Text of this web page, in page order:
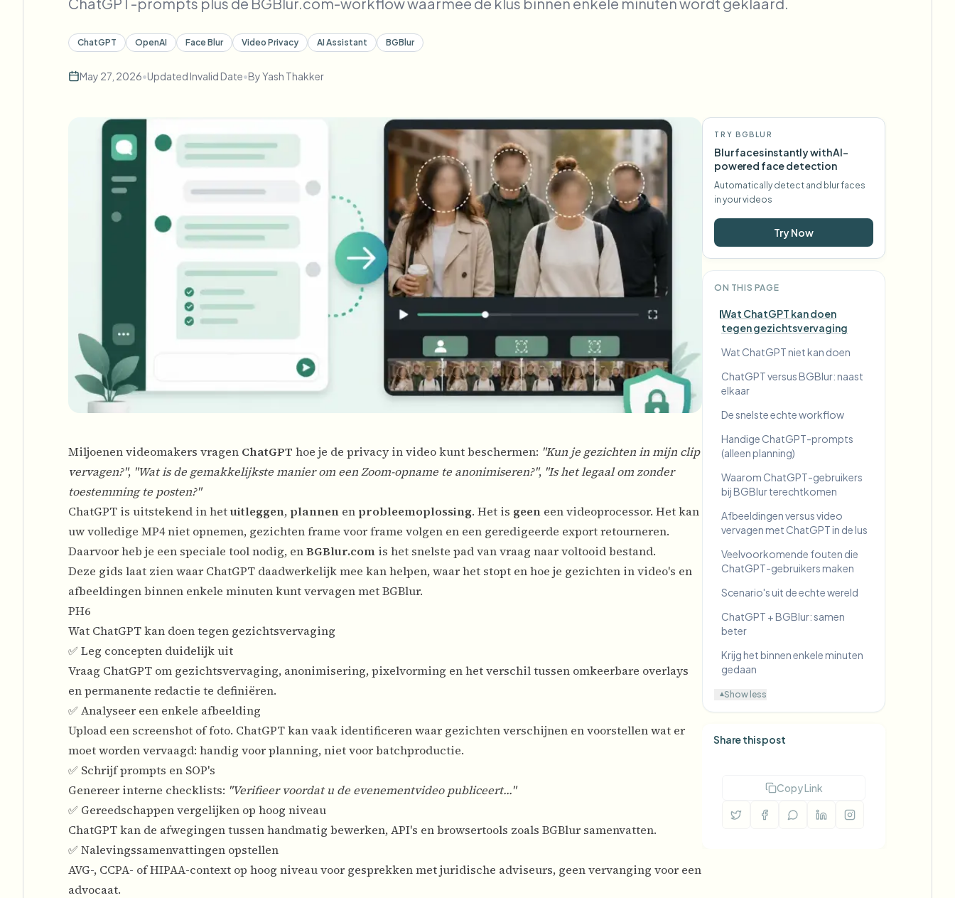
ChatGPT OpenAI Face Blur Video Privacy AI Assistant BGBlur
May 27, 2026•Updated Invalid Date•ByYash Thakker
Miljoenen videomakers vragen ChatGPT hoe je de privacy in video kunt beschermen: "Kun je gezichten in mijn clip
vervagen?", "Wat is de gemakkelijkste manier om een Zoom-opname te anonimiseren?", "Is het legaal om zonder
toestemming te posten?"
ChatGPT is uitstekend in hetuitleggen, plannen en probleemoplossing. Het is geen een videoprocessor. Het kan
uw volledige MP4 niet opnemen, gezichten frame voor frame volgen en een geredigeerde export retourneren.
Daarvoor heb je een speciale tool nodig, enBGBlur.com is het snelste pad van vraag naar voltooid bestand.
Deze gids laat zien waar ChatGPT daadwerkelijk mee kan helpen, waar het stopt en hoe je gezichten in video's en
afbeeldingen binnen enkele minuten kunt vervagen met BGBlur.
PH6
Wat ChatGPT kan doen tegen gezichtsvervaging
✅ Leg concepten duidelijk uit
Vraag ChatGPT om gezichtsvervaging, anonimisering, pixelvorming en het verschil tussen omkeerbare overlays
en permanente redactie te definiëren.
✅ Analyseer een enkele afbeelding
Upload een screenshot of foto. ChatGPT kan vaak identificeren waar gezichten verschijnen en voorstellen wat er
moet worden vervaagd: handig voor planning, niet voor batchproductie.
✅ Schrijf prompts en SOP's
Genereer interne checklists: "Verifieer voordat u de evenementvideo publiceert..."
✅ Gereedschappen vergelijken op hoog niveau
ChatGPT kan de afwegingen tussen handmatig bewerken, API's en browsertools zoals BGBlur samenvatten.
✅ Nalevingssamenvattingen opstellen
AVG-, CCPA- of HIPAA-context op hoog niveau voor gesprekken met juridische adviseurs, geen vervanging voor een
advocaat.
TRY BGBLUR
Blur faces instantly with AI-
powered face detection
Automatically detect and blur faces
in your videos
Try Now
ON THIS PAGE
Wat ChatGPT kan doen
tegen gezichtsvervaging
Wat ChatGPT niet kan doen
ChatGPT versus BGBlur: naast
elkaar
De snelste echte workflow
Handige ChatGPT-prompts
(alleen planning)
Waarom ChatGPT-gebruikers
bij BGBlur terechtkomen
Afbeeldingen versus video
vervagen met ChatGPT in de lus
Veelvoorkomende fouten die
ChatGPT-gebruikers maken
Scenario's uit de echte wereld
ChatGPT + BGBlur: samen
beter
Krijg het binnen enkele minuten
gedaan
▾Show less
Share this post
Copy Link